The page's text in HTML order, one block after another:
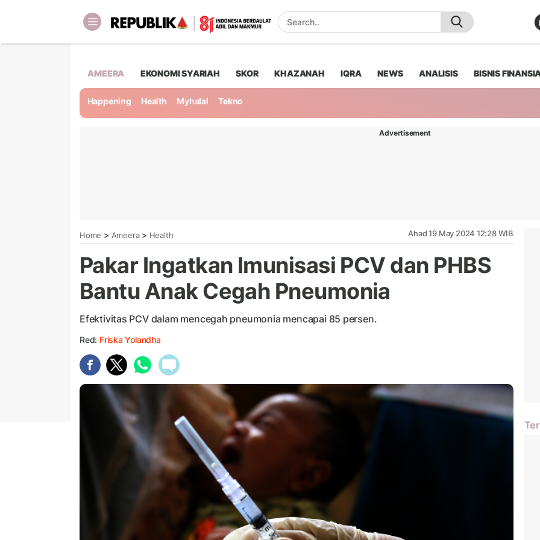
AMEERA EKONOMI SYARIAH SKOR KHAZANAH IQRA NEWS ANALISIS BISNIS
Happening Health Myhalal Tekno
Advertisement
Home > Ameera> Health Ahad 19 May 2024 12:28 WIB
Pakar Ingatkan Imunisasi PCV dan PHBS
Bantu Anak Cegah Pneumonia
Efektivitas PCV dalam mencegah pneumonia mencapai 85 persen.
Red: Friska Yolandha